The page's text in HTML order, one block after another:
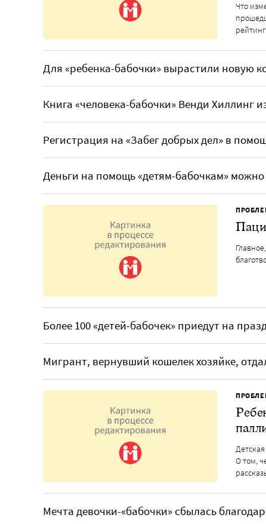
Что
рейтинг
Для «ребенка-бабочки» вырастили новую
Книга «человека-бабочки» Венди Хиллинг
Регистрация на «Забег добрых дел» в
Деньги на помощь «детям-бабочкам»
Более 100 «детей-бабочек» приедут на
Мигрант, вернувший кошелек хозяйке,
О том,
Мечта девочки-«бабочки» сбылась